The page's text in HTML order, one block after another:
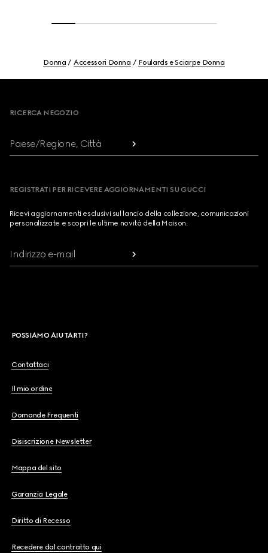
Donna Accessori Donna Foulards e Sciarpe Donna
RICERCA NEGOZIO
Paese/Regione, Città
REGISTRATI PER RICEVERE AGGIORNAMENTI SU GUCCI
Ricevi aggiornamenti esclusivi sul lancio della collezione, comunicazioni
personalizzate e scopri le ultime novità della Maison.
Indirizzo e-mail
POSSIAMO AIUTARTI?
Contattaci
Il mio ordine
Domande Frequenti
Disiscrizione Newsletter
Mappa del sito
Garanzia Legale
Diritto di Recesso
Recedere dal contratto qui